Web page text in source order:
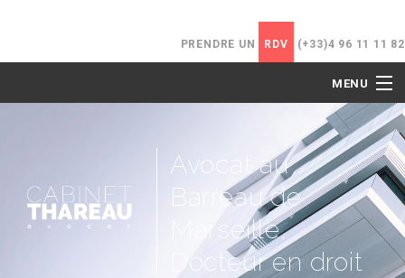
PRENDRE UN RDV (+33)4 96 11 11 82
MENU
NOS COMPÉTENCES
Avocat au
Barreau de
Marseille,
Docteur en droit